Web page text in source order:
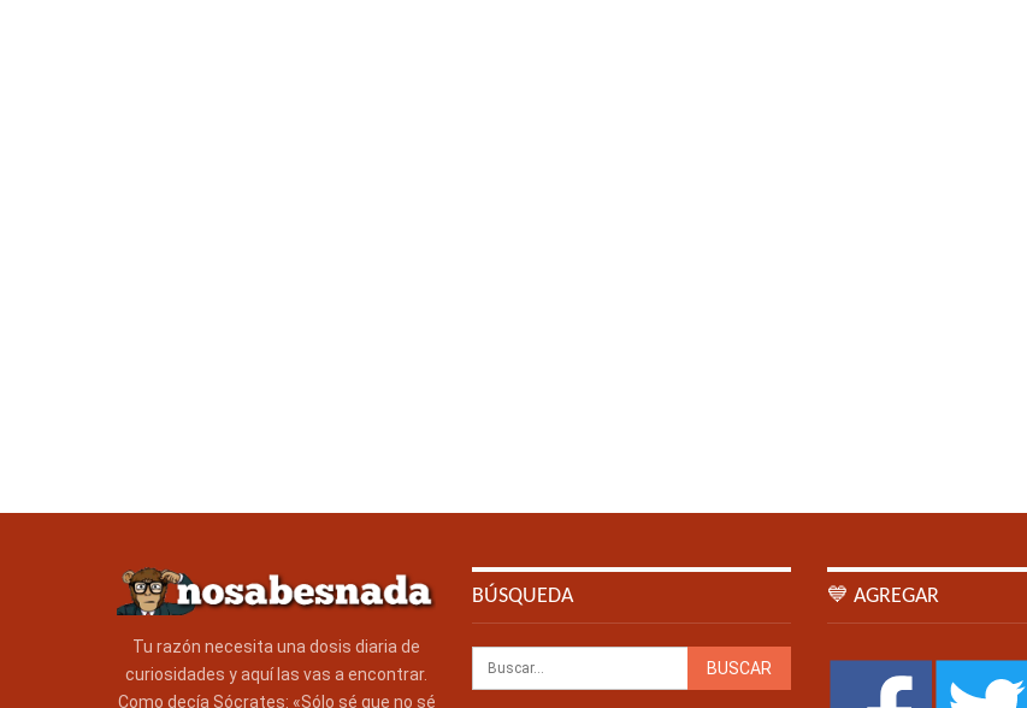
Tu razón necesita una dosis diaria de
curiosidades y aquí las vas a encontrar.
Como decía Sócrates: «Sólo sé que no sé
BÚSQUEDA 💙 AGREGAR